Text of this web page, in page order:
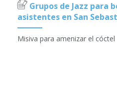
Grupos de Jazz para
asistentes en San
Misiva para amenizar el cóctel